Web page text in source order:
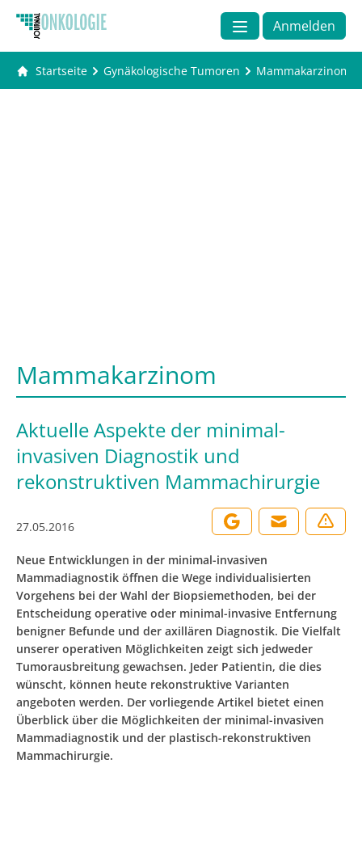
Anmelden
Startseite Gynäkologische Tumoren Mammakarzinom
Mammakarzinom
Aktuelle Aspekte der minimal-
invasiven Diagnostik und
rekonstruktiven Mammachirurgie
27.05.2016
Neue Entwicklungen in der minimal-invasiven
Mammadiagnostik öffnen die Wege individualisierten
Vorgehens bei der Wahl der Biopsiemethoden, bei der
Entscheidung operative oder minimal-invasive Entfernung
benigner Befunde und der axillären Diagnostik. Die Vielfalt
unserer operativen Möglichkeiten zeigt sich jedweder
Tumorausbreitung gewachsen. Jeder Patientin, die dies
wünscht, können heute rekonstruktive Varianten
angeboten werden. Der vorliegende Artikel bietet einen
Überblick über die Möglichkeiten der minimal-invasiven
Mammadiagnostik und der plastisch-rekonstruktiven
Mammachirurgie.